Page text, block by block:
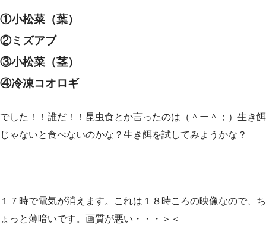
①小松菜（葉）
②ミズアブ
③小松菜（茎）
④冷凍コオロギ
でした！！誰だ！！昆虫食とか言ったのは（＾ー＾；）生き餌
じゃないと食べないのかな？生き餌を試してみようかな？
１７時で電気が消えます。これは１８時ころの映像なので、ち
ょっと薄暗いです。画質が悪い・・・＞＜